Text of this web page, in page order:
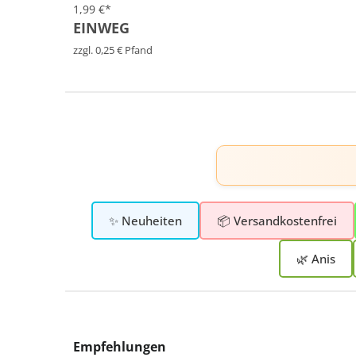
1,99 €*
EINWEG
zzgl. 0,25 € Pfand
✨ Neuheiten 📦 Versandkostenfrei
🌿 Anis
Produktgalerie überspringen
Empfehlungen